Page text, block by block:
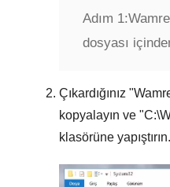
Adım 1:
dosyası
Çıkardığınız "
kopyalayın ve "
klasörüne yapıştırın.